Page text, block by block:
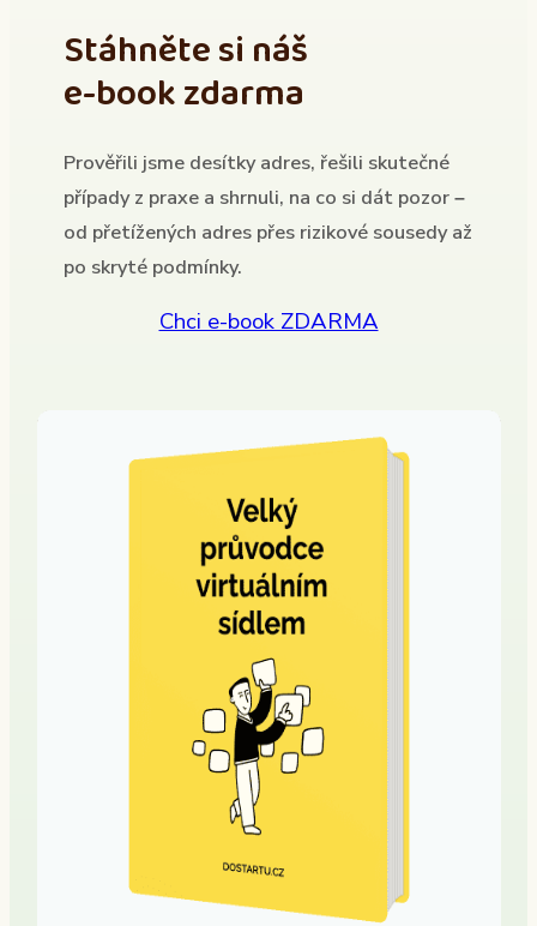
Stáhněte si náš
e-book zdarma
Prověřili jsme desítky adres, řešili skutečné
případy z praxe a shrnuli, na co si dát pozor –
od přetížených adres přes rizikové sousedy až
po skryté podmínky.
Chci e-book ZDARMA